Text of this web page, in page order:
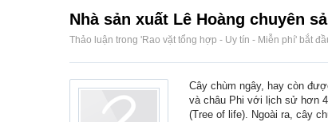
Nhà sản xuất Lê Hoàng chuyên
Thảo luận trong 'Rao vặt tổng hợp - Uy tín - Miễn phí' bắt
Cây chùm ngây, hay còn
và châu Phi với lịch sử hơn
(Tree of life). Ngoài ra, cây